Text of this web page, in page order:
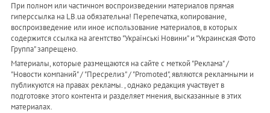
При полном или частичном воспроизведении материалов прямая
гиперссылка на LB.ua обязательна! Перепечатка, копирование,
воспроизведение или иное использование материалов, в которых
содержится ссылка на агентство "Українськi Новини" и "Украинская Фото
Группа" запрещено.
Материалы, которые размещаются на сайте с меткой "Реклама" /
"Новости компаний" / "Пресрелиз" / "Promoted", являются рекламными и
публикуются на правах рекламы. , однако редакция участвует в
подготовке этого контента и разделяет мнения, высказанные в этих
материалах.